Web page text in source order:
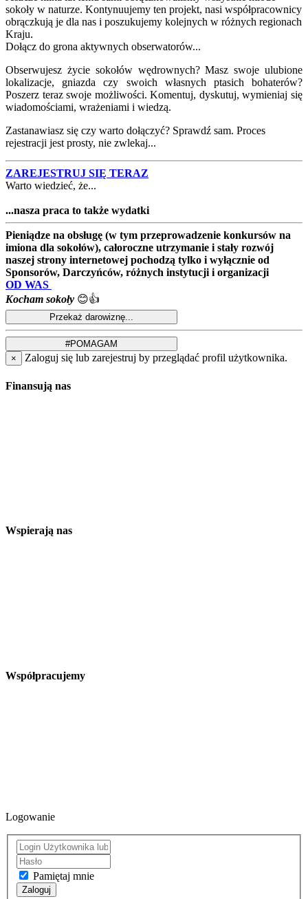
sokoły w naturze. Kontynuujemy ten projekt, nasi współpracownicy
obrączkują je dla nas i poszukujemy kolejnych w różnych regionach
Kraju.
Dołącz do grona aktywnych obserwatorów...
Obserwujesz życie sokołów wędrownych? Masz swoje ulubione
lokalizacje, gniazda czy swoich własnych ptasich bohaterów?
Poszerz teraz swoje możliwości. Komentuj, dyskutuj, wymieniaj się
wiadomościami, wrażeniami i wiedzą.
Zastanawiasz się czy warto dołączyć? Sprawdź sam. Proces
rejestracji jest prosty, nie zwlekaj...
ZAREJESTRUJ SIĘ TERAZ
Warto wiedzieć, że...
...nasza praca to także wydatki
Pieniądze na obsługę (w tym przeprowadzenie konkursów na
imiona dla sokołów), całoroczne utrzymanie i stały rozwój
naszej strony internetowej pochodzą tylko i wyłącznie od
Sponsorów, Darczyńców, różnych instytucji i organizacji
OD WAS
Kocham sokoły 😊👍
× Zaloguj się lub zarejestruj by przeglądać profil użytkownika.
Finansują nas
Wspierają nas
Współpracujemy
Logowanie
Pamiętaj mnie
Zaloguj